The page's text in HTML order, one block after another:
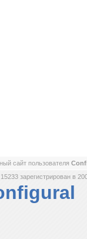
сайт пользователя
зарегистрирован в